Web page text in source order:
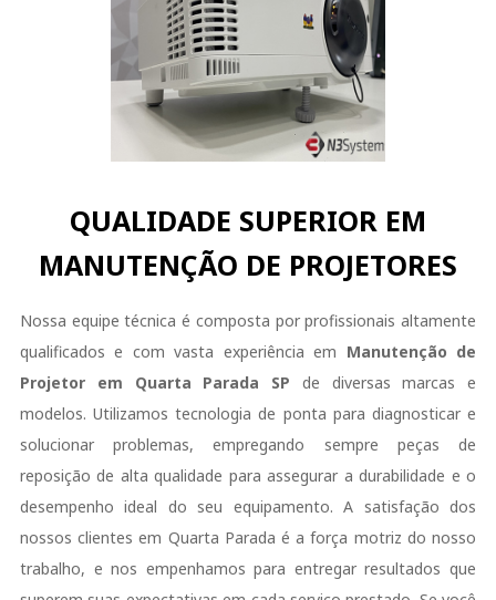
QUALIDADE SUPERIOR EM
MANUTENÇÃO DE PROJETORES
Nossa equipe técnica é composta por profissionais altamente
qualificados e com vasta experiência em Manutenção de
Projetor em Quarta Parada SP de diversas marcas e
modelos. Utilizamos tecnologia de ponta para diagnosticar e
solucionar problemas, empregando sempre peças de
reposição de alta qualidade para assegurar a durabilidade e o
desempenho ideal do seu equipamento. A satisfação dos
nossos clientes em Quarta Parada é a força motriz do nosso
trabalho, e nos empenhamos para entregar resultados que